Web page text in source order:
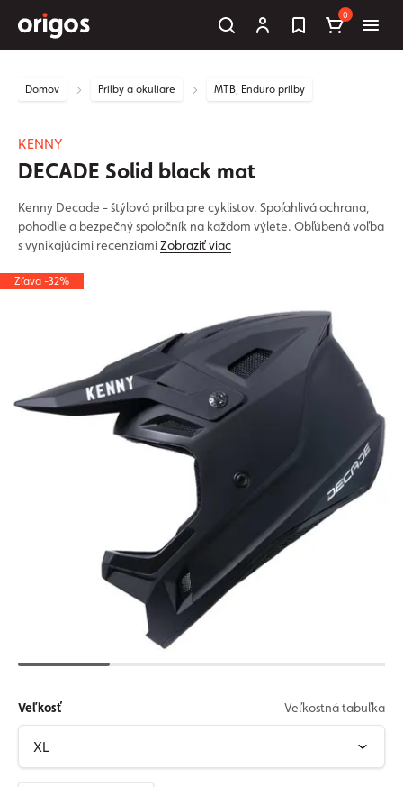
0
Domov Prilby a okuliare MTB, Enduro prilby
KENNY
DECADE Solid black mat
Kenny Decade - štýlová prilba pre cyklistov. Spoľahlivá ochrana,
pohodlie a bezpečný spoločník na každom výlete. Obľúbená voľba
s vynikajúcimi recenziamiZobraziť viac
Zľava -32%
Veľkosť Veľkostná tabuľka